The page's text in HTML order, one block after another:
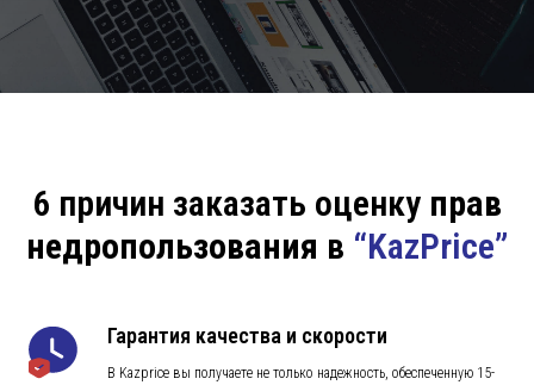
6 причин заказать оценку прав
недропользования в “KazPrice”
Гарантия качества и скорости
В Kazprice вы получаете не только надежность, обеспеченную 15-